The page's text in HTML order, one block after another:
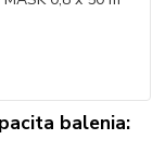
balenia: